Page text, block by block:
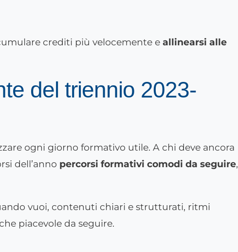
crediti più velocemente e allinearsi alle
del triennio 2023-
ogni giorno formativo utile. A chi deve ancora
dell’anno percorsi formativi comodi da seguire,
vuoi, contenuti chiari e strutturati, ritmi
piacevole da seguire.